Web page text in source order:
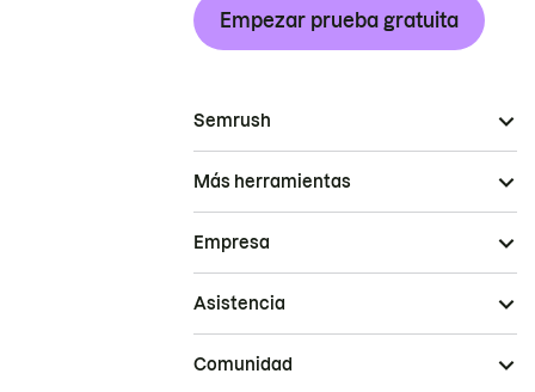
Empezar prueba gratuita
Semrush
Más herramientas
Empresa
Asistencia
Comunidad